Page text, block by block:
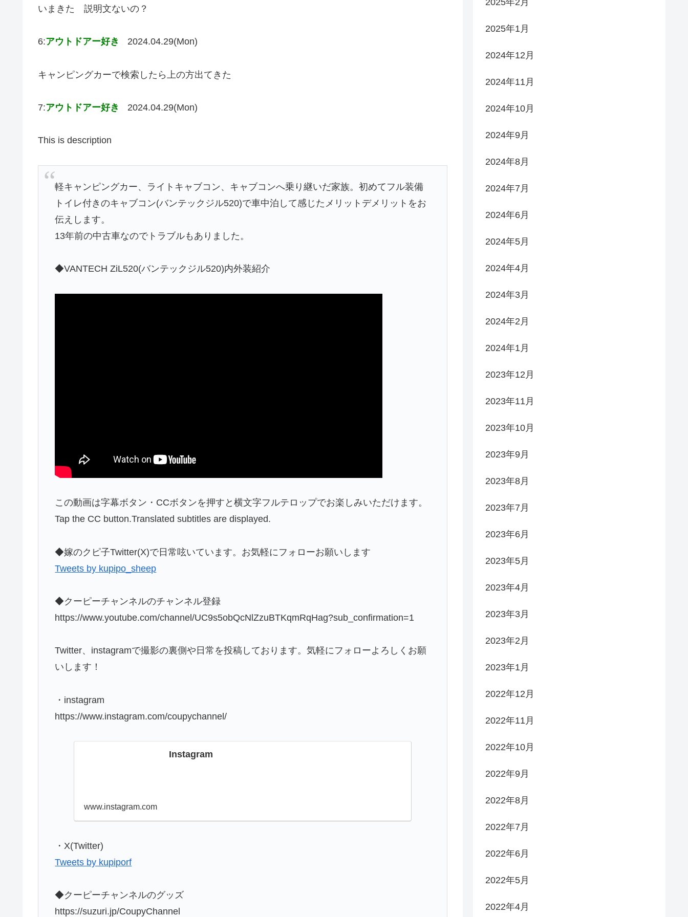
いまきた 説明文ないの？
6:アウトドアー好き 2024.04.29(Mon)
キャンピングカーで検索したら上の方出てきた
7:アウトドアー好き 2024.04.29(Mon)
This is description
軽キャンピングカー、ライトキャブコン、キャブコンへ乗り継いだ家族。初めてフル装備
トイレ付きのキャブコン(バンテックジル520)で車中泊して感じたメリットデメリットをお
伝えします。
13年前の中古車なのでトラブルもありました。
◆VANTECH ZiL520(バンテックジル520)内外装紹介
この動画は字幕ボタン・CCボタンを押すと横文字フルテロップでお楽しみいただけます。
Tap the CC button.Translated subtitles are displayed.
◆嫁のクピ子Twitter(X)で日常呟いています。お気軽にフォローお願いします
Tweets by kupipo_sheep
◆クーピーチャンネルのチャンネル登録
https://www.youtube.com/channel/UC9s5obQcNlZzuBTKqmRqHag?sub_confirmation=1
Twitter、instagramで撮影の裏側や日常を投稿しております。気軽にフォローよろしくお願
いします！
・instagram
https://www.instagram.com/coupychannel/
Instagram
www.instagram.com
・X(Twitter)
Tweets by kupiporf
◆クーピーチャンネルのグッズ
https://suzuri.jp/CoupyChannel
2025年1月
2024年12月
2024年11月
2024年10月
2024年9月
2024年8月
2024年7月
2024年6月
2024年5月
2024年4月
2024年3月
2024年2月
2024年1月
2023年12月
2023年11月
2023年10月
2023年9月
2023年8月
2023年7月
2023年6月
2023年5月
2023年4月
2023年3月
2023年2月
2023年1月
2022年12月
2022年11月
2022年10月
2022年9月
2022年8月
2022年7月
2022年6月
2022年5月
2022年4月